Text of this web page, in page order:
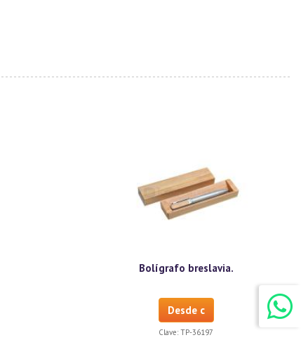
Bolígrafo breslavia.
Desde c
Clave:TP-36197